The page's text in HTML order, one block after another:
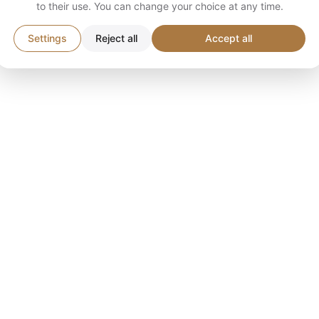
to their use. You can change your choice at any time.
Settings Reject all Accept all